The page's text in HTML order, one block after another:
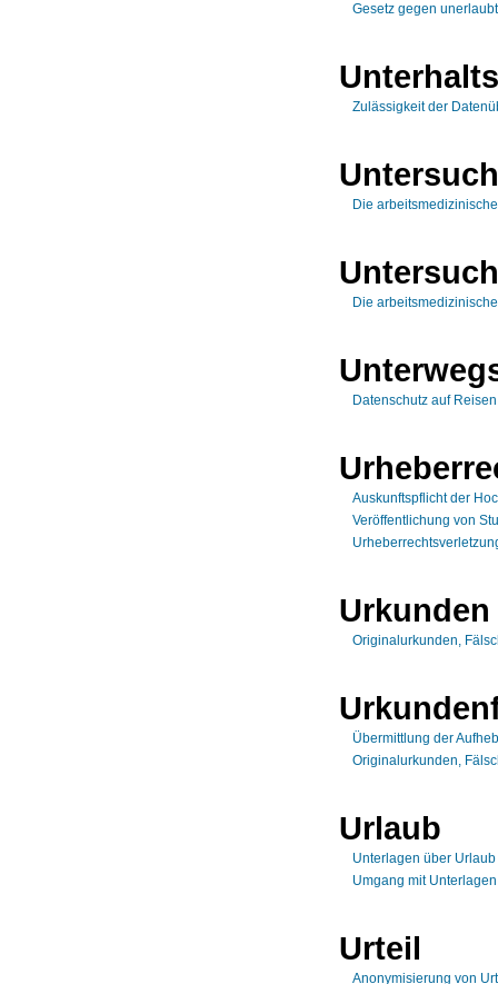
Gesetz gegen
Zulässigkeit der
Die
Die
Datenschutz auf Reisen
Auskunftspflicht der
Veröffentlichung von
Urkunden
Originalurkunden,
Übermittlung der
Originalurkunden,
Urlaub
Unterlagen über
Umgang mit
Urteil
Anonymisierung von